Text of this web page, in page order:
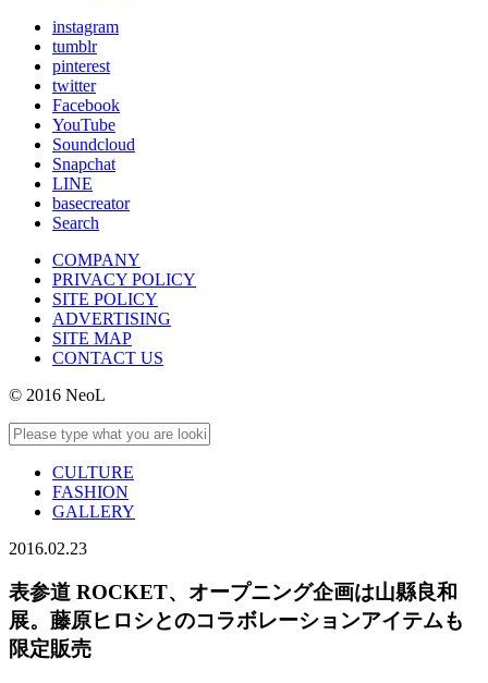
instagram
tumblr
pinterest
twitter
Facebook
YouTube
Soundcloud
Snapchat
LINE
basecreator
Search
COMPANY
PRIVACY POLICY
SITE POLICY
ADVERTISING
SITE MAP
CONTACT US
© 2016 NeoL
CULTURE
FASHION
GALLERY
2016.02.23
表参道 ROCKET、オープニング企画は山縣良和
展。藤原ヒロシとのコラボレーションアイテムも
限定販売